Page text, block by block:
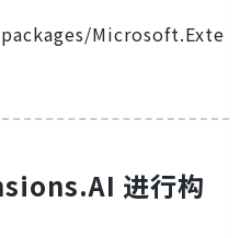
Microsoft.Exte
进行构